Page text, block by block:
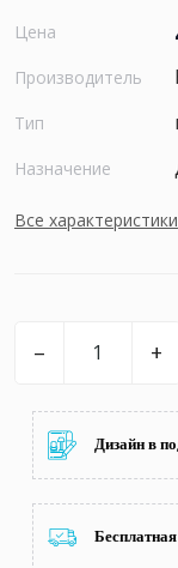
Цена
Производитель
Тип
Назначение
Все характеристики
– +
Дизайн в